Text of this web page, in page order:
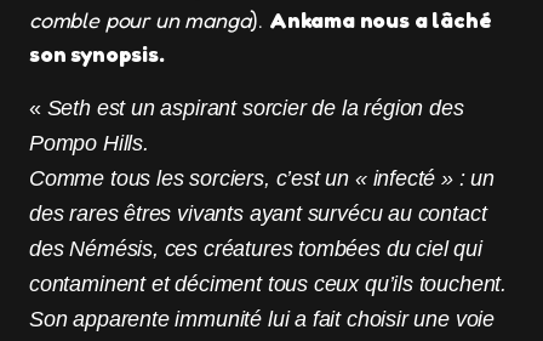
comble pour un manga). Ankama nous a lâché
son synopsis.
« Seth est un aspirant sorcier de la région des
Pompo Hills.
Comme tous les sorciers, c’est un « infecté » : un
des rares êtres vivants ayant survécu au contact
des Némésis, ces créatures tombées du ciel qui
contaminent et déciment tous ceux qu’ils touchent.
Son apparente immunité lui a fait choisir une voie